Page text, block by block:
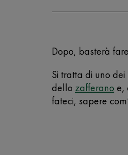
Dopo, basterà
Si tratta di uno
dello zafferano e,
fateci, sapere